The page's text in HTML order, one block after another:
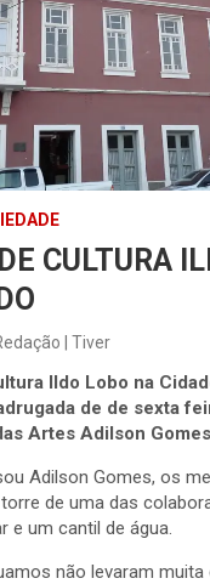
CULTURA
| Tiver
Ildo Lobo na
de de sexta
Artes Adilson
Adilson Gomes, os
de uma das
e um cantil de água.
não levaram